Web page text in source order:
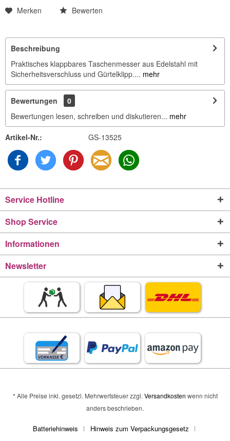
Merken Bewerten
Beschreibung
Praktisches klappbares Taschenmesser aus Edelstahl mit
Sicherheitsverschluss und Gürtelklipp.... mehr
Bewertungen
0
Bewertungen lesen, schreiben und diskutieren... mehr
Artikel-Nr.: GS-13525
Service Hotline
Shop Service
Informationen
Newsletter
* Alle Preise inkl. gesetzl. Mehrwertsteuer zzgl.Versandkosten wenn nicht
anders beschrieben.
Batteriehinweis Hinweis zum Verpackungsgesetz